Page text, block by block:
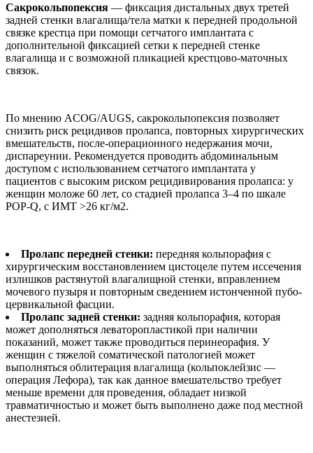
Сакрокольпопексия — фиксация дистальных двух третей
задней стенки влагалища/тела матки к передней продольной
связке крестца при помощи сетчатого имплантата с
дополнительной фиксацией сетки к передней стенке
влагалища и с возможной пликацией крестцово-маточных
связок.
По мнению ACOG/AUGS, сакрокольпопексия позволяет
снизить риск рецидивов пролапса, повторных хирургических
вмешательств, после-операционного недержания мочи,
диспареунии. Рекомендуется проводить абдоминальным
доступом с использованием сетчатого имплантата у
пациентов с высоким риском рецидивирования пролапса: у
женщин моложе 60 лет, со стадией пролапса 3–4 по шкале
POP-Q, с ИМТ >26 кг/м2.
Пролапс передней стенки: передняя кольпорафия с
хирургическим восстановлением цистоцеле путем иссечения
излишков растянутой влагалищной стенки, вправлением
мочевого пузыря и повторным сведением истонченной пубо-
цервикальной фасции.
Пролапс задней стенки: задняя кольпорафия, которая
может дополняться леваторопластикой при наличии
показаний, может также проводиться перинеорафия. У
женщин с тяжелой соматической патологией может
выполняться облитерация влагалища (кольпоклейзис —
операция Лефора), так как данное вмешательство требует
меньше времени для проведения, обладает низкой
травматичностью и может быть выполнено даже под местной
анестезией.